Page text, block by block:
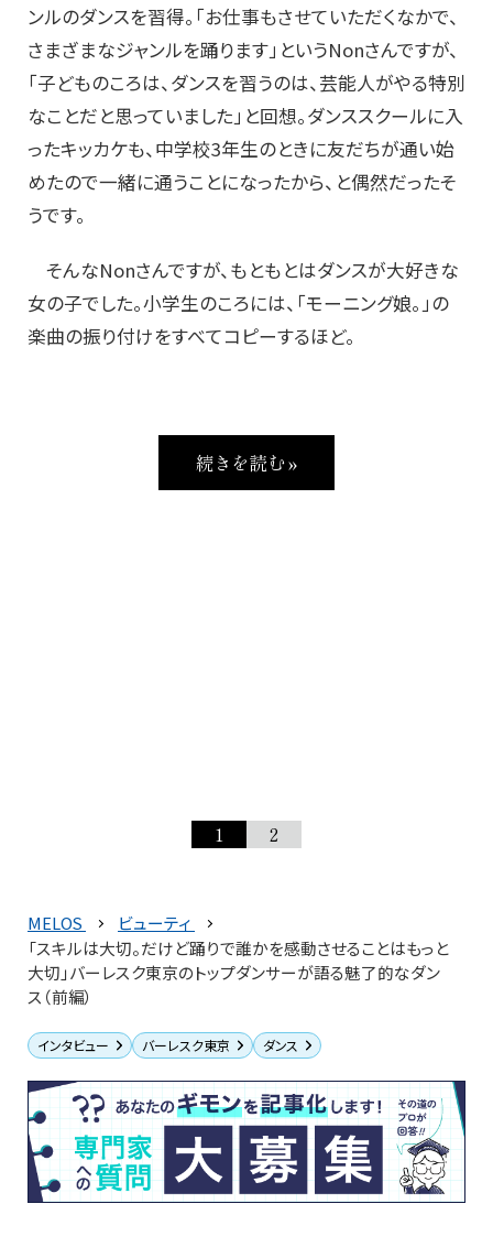
ンルのダンスを習得。「お仕事もさせていただくなかで、
さまざまなジャンルを踊ります」というNonさんですが、
「子どものころは、ダンスを習うのは、芸能人がやる特別
なことだと思っていました」と回想。ダンススクールに入
ったキッカケも、中学校3年生のときに友だちが通い始
めたので一緒に通うことになったから、と偶然だったそ
うです。
そんなNonさんですが、もともとはダンスが大好きな
女の子でした。小学生のころには、「モーニング娘。」の
楽曲の振り付けをすべてコピーするほど。
続きを読む »
1 2
MELOS
ビューティ
「スキルは大切。だけど踊りで誰かを感動させることはもっと
大切」バーレスク東京のトップダンサーが語る魅了的なダン
ス（前編）
インタビュー バーレスク東京 ダンス